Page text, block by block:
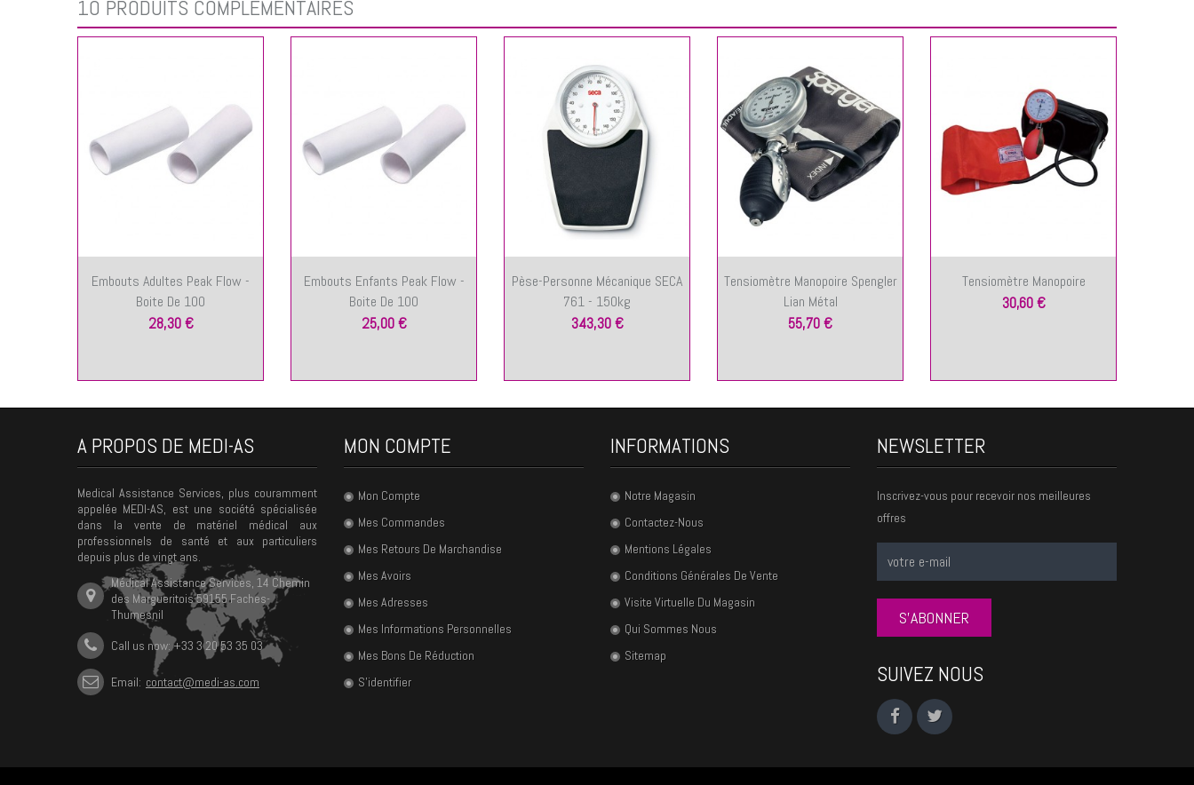
10 PRODUITS COMPLÉMENTAIRES
Embouts Adultes Peak Flow -
Boite De 100
28,30 €
Embouts Enfants Peak Flow -
Boite De 100
25,00 €
Pèse-Personne Mécanique SECA
761 - 150kg
343,30 €
Tensiomètre Manopoire Spengler
Lian Métal
55,70 €
Tensiomètre Manopoire
30,60 €
A PROPOS DE MEDI-AS
Medical Assistance Services, plus couramment
appelée MEDI-AS, est une société spécialisée
dans la vente de matériel médical aux
professionnels de santé et aux particuliers
depuis plus de vingt ans.
Médical Assistance Services, 14 Chemin
des Margueritois 59155 Faches-
Thumesnil
Call us now: +33 3 20 53 35 03
Email: contact@medi-as.com
MON COMPTE
Mon Compte
Mes Commandes
Mes Retours De Marchandise
Mes Avoirs
Mes Adresses
Mes Informations Personnelles
Mes Bons De Réduction
S'identifier
INFORMATIONS
Notre Magasin
Contactez-Nous
Mentions Légales
Conditions Générales De Vente
Visite Virtuelle Du Magasin
Qui Sommes Nous
Sitemap
NEWSLETTER
Inscrivez-vous pour recevoir nos meilleures
offres
S'ABONNER
SUIVEZ NOUS